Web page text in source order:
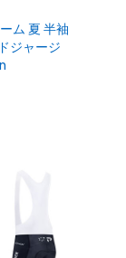
ム 夏 半袖
ジャージ